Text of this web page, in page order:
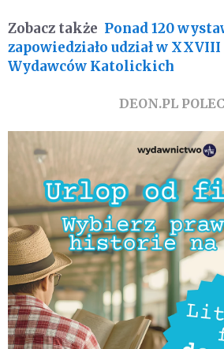
Zobacz także Ponad 120
zapowiedziało udział w
Wydawców Katolickich
DEON.PL